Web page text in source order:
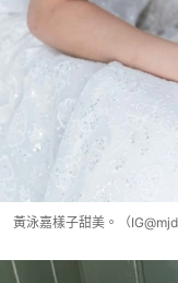
黃泳嘉樣子甜美。（